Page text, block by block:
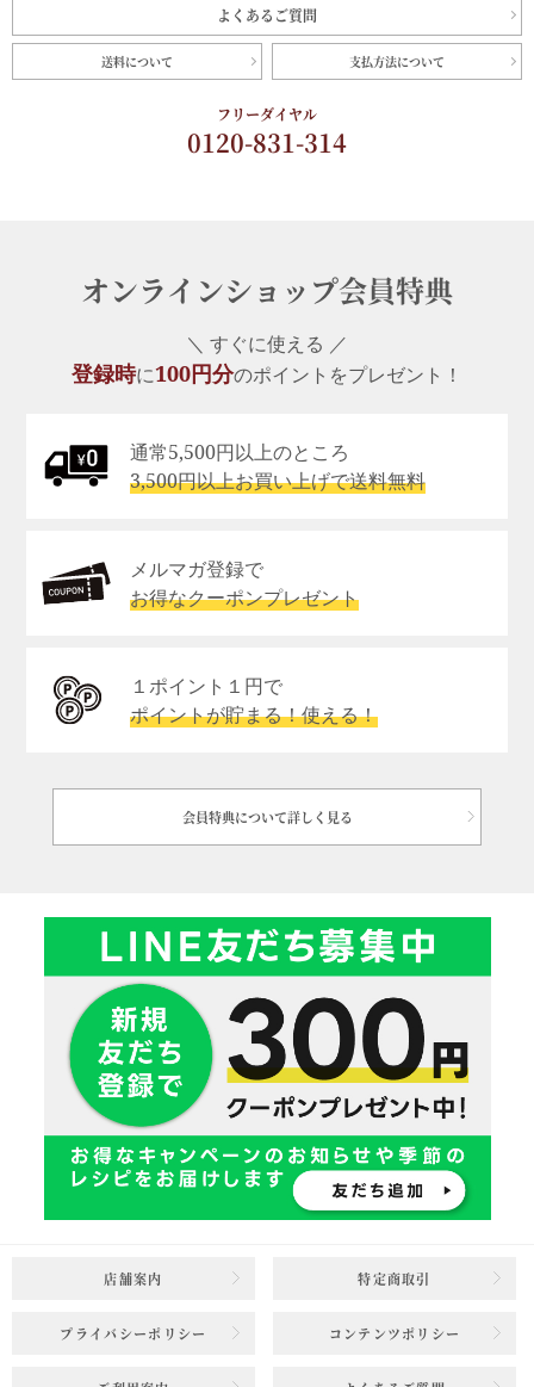
よくあるご質問
送料について 支払方法について
フリーダイヤル
0120-831-314
オンラインショップ会員特典
＼ すぐに使える ／
登録時に100円分のポイントをプレゼント！
通常5,500円以上のところ
3,500円以上お買い上げで送料無料
メルマガ登録で
お得なクーポンプレゼント
１ポイント１円で
ポイントが貯まる！使える！
会員特典について詳しく見る
店舗案内 特定商取引
プライバシーポリシー コンテンツポリシー